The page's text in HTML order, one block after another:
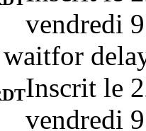
vendredi
Inscrit le
vendredi